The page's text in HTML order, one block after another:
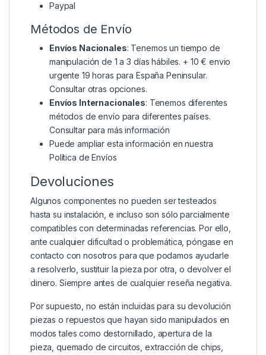
Paypal
Métodos de Envío
Envíos Nacionales: Tenemos un tiempo de
manipulación de 1 a 3 días hábiles. + 10 € envio
urgente 19 horas para España Peninsular.
Consultar otras opciones.
Envíos Internacionales: Tenemos diferentes
métodos de envío para diferentes países.
Consultar para más información
Puede ampliar esta información en nuestra
Política de Envíos
Devoluciones
Algunos componentes no pueden ser testeados
hasta su instalación, e incluso son sólo parcialmente
compatibles con determinadas referencias. Por ello,
ante cualquier dificultad o problemática, póngase en
contacto con nosotros para que podamos ayudarle
a resolverlo, sustituir la pieza por otra, o devolver el
dinero. Siempre antes de cualquier reseña negativa.
Por supuesto, no están incluidas para su devolución
piezas o repuestos que hayan sido manipulados en
modos tales como destornillado, apertura de la
pieza, quemado de circuitos, extracción de chips,